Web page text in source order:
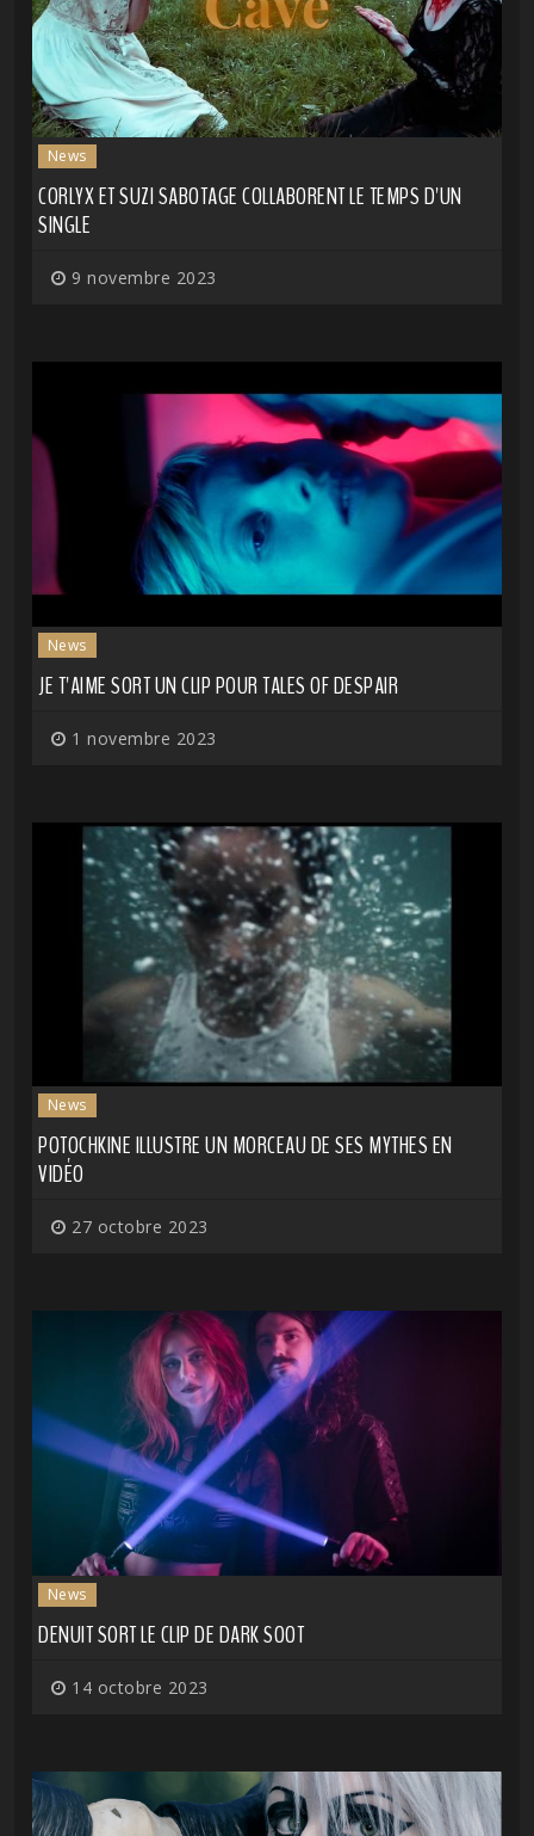
News
CORLYX ET SUZI SABOTAGE COLLABORENT LE TEMPS D'UN
SINGLE
9 novembre 2023
News
JE T'AIME SORT UN CLIP POUR TALES OF DESPAIR
1 novembre 2023
News
POTOCHKINE ILLUSTRE UN MORCEAU DE SES MYTHES EN
VIDÉO
27 octobre 2023
News
DENUIT SORT LE CLIP DE DARK SOOT
14 octobre 2023